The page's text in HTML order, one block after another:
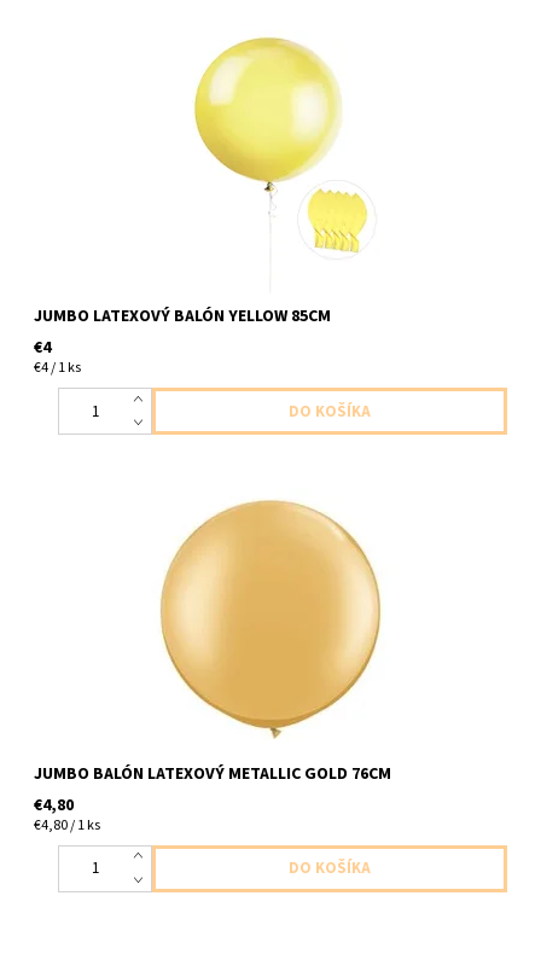
jumbo latexovy balon zlta 1ks v baleni velkost 85cm dodavame
JUMBO LATEXOVÝ BALÓN YELLOW 85CM
€4
€4 / 1 ks
Latexovy balon kovova zlata 1ks v baleni velkost 76cm
dodavame nenafukany
JUMBO BALÓN LATEXOVÝ METALLIC GOLD 76CM
€4,80
€4,80 / 1 ks